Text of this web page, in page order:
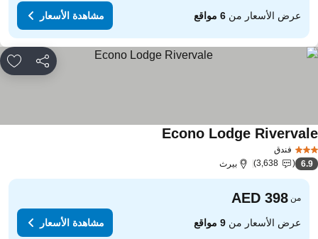
عرض الأسعار من6 مواقع مشاهدة الأسعار
مشاركة
فندق
Econo Lodgeمشاهدة الأسعار
6.9
3,638 بيرث
من
عرض الأسعار من9 مواقع مشاهدة الأسعار